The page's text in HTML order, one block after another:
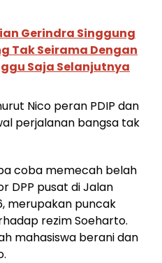
Gerindra Singgung
Tak Seirama Dengan
Saja Selanjutnya
Nico peran PDIP dan
perjalanan bangsa tak
coba memecah belah
DPP pusat di Jalan
merupakan puncak
rezim Soeharto.
mahasiswa berani dan